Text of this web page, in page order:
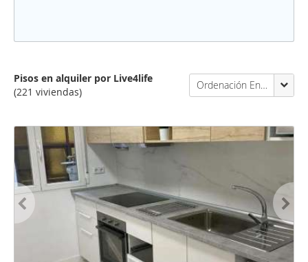
Pisos en alquiler por Live4life
(221 viviendas)
Ordenación Enalquiler